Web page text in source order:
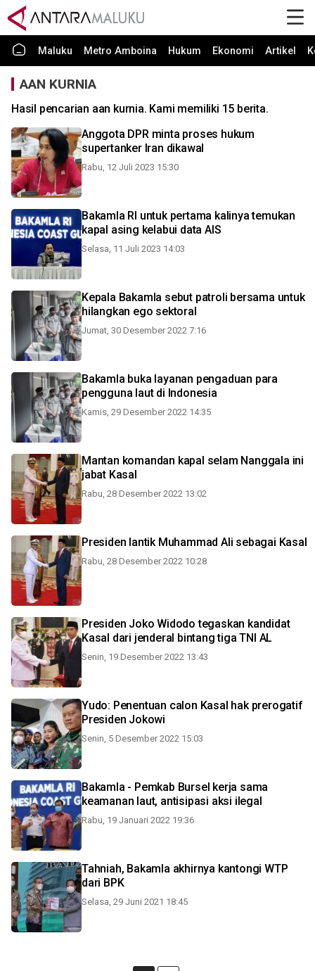
Maluku Metro Amboina Hukum Ekonomi Artikel
AAN KURNIA
Hasil pencarian aan kurnia. Kami memiliki 15 berita.
Anggota DPR minta proses hukum
supertanker Iran dikawal
Rabu, 12 Juli 2023 15:30
Bakamla RI untuk pertama kalinya temukan
kapal asing kelabui data AIS
Selasa, 11 Juli 2023 14:03
Kepala Bakamla sebut patroli bersama untuk
hilangkan ego sektoral
Jumat, 30 Desember 2022 7:16
Bakamla buka layanan pengaduan para
pengguna laut di Indonesia
Kamis, 29 Desember 2022 14:35
Mantan komandan kapal selam Nanggala ini
jabat Kasal
Rabu, 28 Desember 2022 13:02
Presiden lantik Muhammad Ali sebagai Kasal
Rabu, 28 Desember 2022 10:28
Presiden Joko Widodo tegaskan kandidat
Kasal dari jenderal bintang tiga TNI AL
Senin, 19 Desember 2022 13:43
Yudo: Penentuan calon Kasal hak prerogatif
Presiden Jokowi
Senin, 5 Desember 2022 15:03
Bakamla - Pemkab Bursel kerja sama
keamanan laut, antisipasi aksi ilegal
Rabu, 19 Januari 2022 19:36
Tahniah, Bakamla akhirnya kantongi WTP
dari BPK
Selasa, 29 Juni 2021 18:45